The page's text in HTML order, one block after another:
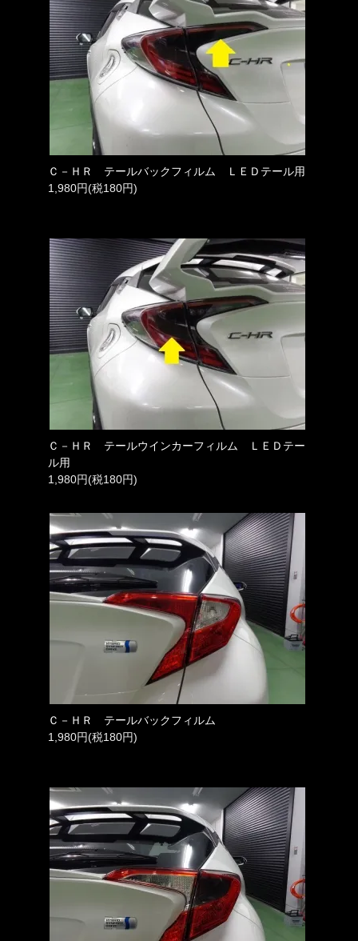
Ｃ－ＨＲ テールバックフィルム ＬＥＤテール用
1,980円(税180円)
Ｃ－ＨＲ テールウインカーフィルム ＬＥＤテー
ル用
1,980円(税180円)
Ｃ－ＨＲ テールバックフィルム
1,980円(税180円)